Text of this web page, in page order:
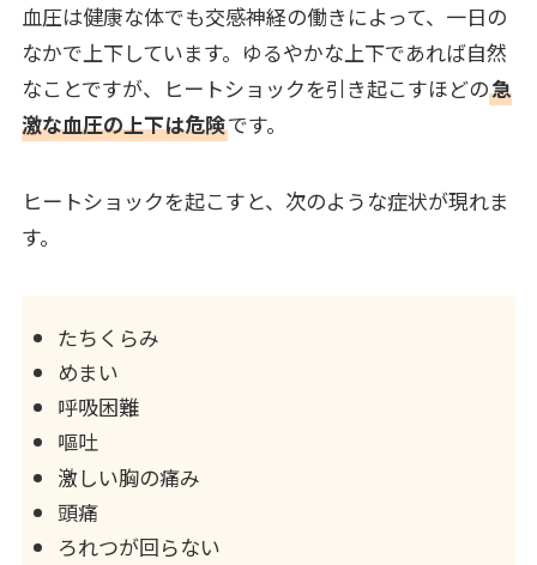
血圧は健康な体でも交感神経の働きによって、一日の
なかで上下しています。ゆるやかな上下であれば自然
なことですが、ヒートショックを引き起こすほどの急
激な血圧の上下は危険です。
ヒートショックを起こすと、次のような症状が現れま
す。
たちくらみ
めまい
呼吸困難
嘔吐
激しい胸の痛み
頭痛
ろれつが回らない